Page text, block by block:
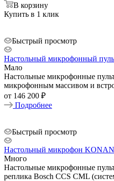
В корзину
Купить в 1 клик
Быстрый просмотр
Настольный микрофонный
Мало
Настольные микрофонные
микрофонным массивом и
от 146 200 ₽
Подробнее
Быстрый просмотр
Настольный микрофон
Много
Настольные микрофонные
реплика Bosch CCS CML